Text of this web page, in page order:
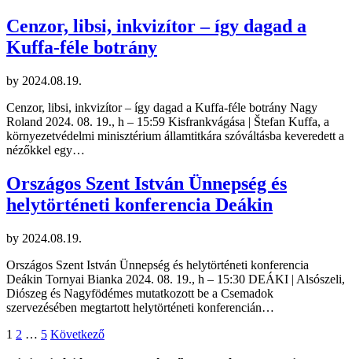
Cenzor, libsi, inkvizítor – így dagad a
Kuffa-féle botrány
by 2024.08.19.
Cenzor, libsi, inkvizítor – így dagad a Kuffa-féle botrány Nagy
Roland 2024. 08. 19., h – 15:59 Kisfrankvágása | Štefan Kuffa, a
környezetvédelmi minisztérium államtitkára szóváltásba keveredett a
nézőkkel egy…
Országos Szent István Ünnepség és
helytörténeti konferencia Deákin
by 2024.08.19.
Országos Szent István Ünnepség és helytörténeti konferencia
Deákin Tornyai Bianka 2024. 08. 19., h – 15:30 DEÁKI | Alsószeli,
Diószeg és Nagyfödémes mutatkozott be a Csemadok
szervezésében megtartott helytörténeti konferencián…
Bejegyzések
1 2 … 5 Következő